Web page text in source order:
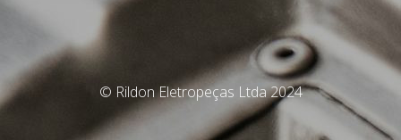
© Rildon Eletropeças Ltda 2024